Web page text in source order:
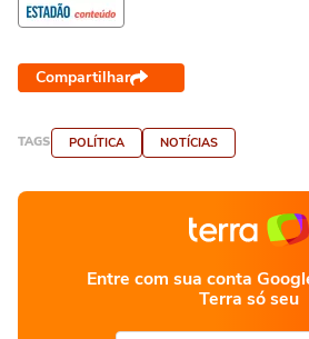
Compartilhar
TAGS POLÍTICA NOTÍCIAS
Entre com sua conta
Terra só seu